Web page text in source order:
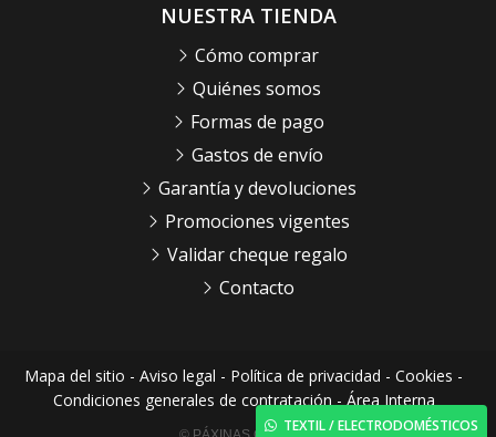
TEXTIL / ELECTRODOMÉSTICOS
NUESTRA TIENDA
Cómo comprar
Quiénes somos
Formas de pago
Gastos de envío
Garantía y devoluciones
Promociones vigentes
Validar cheque regalo
Contacto
Mapa del sitio - Aviso legal - Política de privacidad - Cookies -
Condiciones generales de contratación - Área Interna